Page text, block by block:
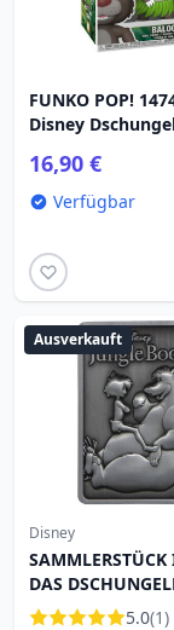
FUNKO POP!
Disney
16,90 €
Verfügbar
Ausverkauft
Disney
SAMMLERSTÜCK
DAS
LIMITIERTE 5.0(1)